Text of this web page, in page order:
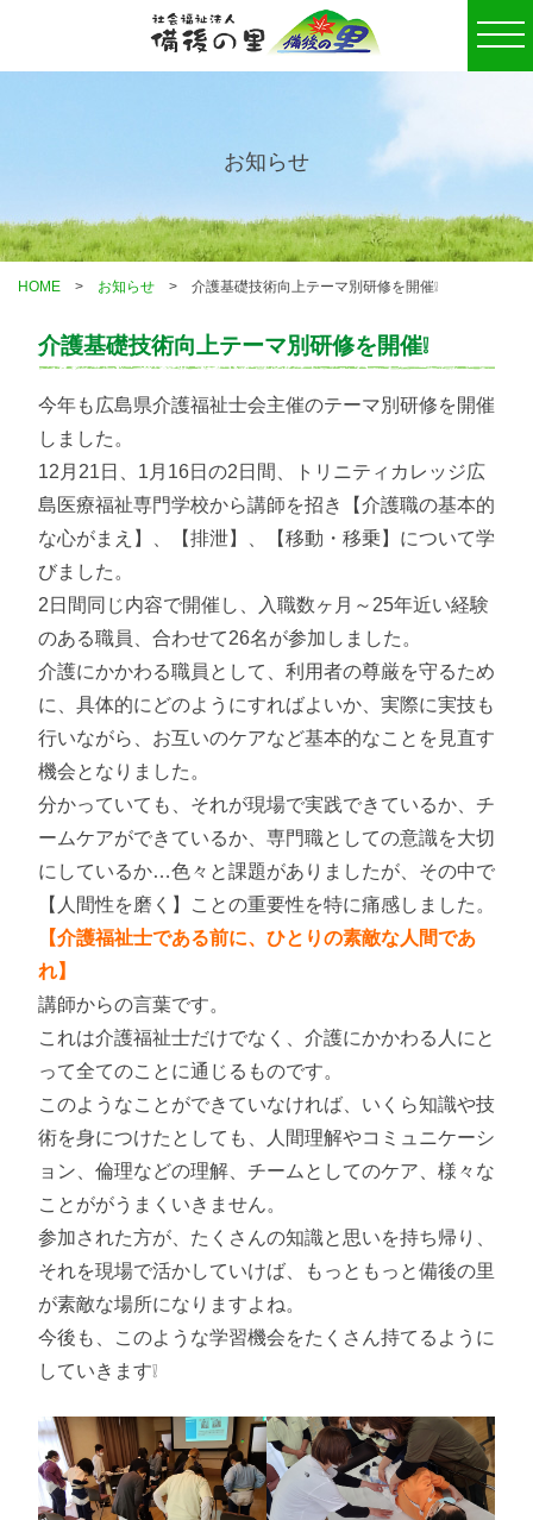
お知らせ
HOME お知らせ 介護基礎技術向上テーマ別研修を開催❕
介護基礎技術向上テーマ別研修を開催❕
今年も広島県介護福祉士会主催のテーマ別研修を開催
しました。
12月21日、1月16日の2日間、トリニティカレッジ広
島医療福祉専門学校から講師を招き【介護職の基本的
な心がまえ】、【排泄】、【移動・移乗】について学
びました。
2日間同じ内容で開催し、入職数ヶ月～25年近い経験
のある職員、合わせて26名が参加しました。
介護にかかわる職員として、利用者の尊厳を守るため
に、具体的にどのようにすればよいか、実際に実技も
行いながら、お互いのケアなど基本的なことを見直す
機会となりました。
分かっていても、それが現場で実践できているか、チ
ームケアができているか、専門職としての意識を大切
にしているか…色々と課題がありましたが、その中で
【人間性を磨く】ことの重要性を特に痛感しました。
【介護福祉士である前に、ひとりの素敵な人間であ
れ】
講師からの言葉です。
これは介護福祉士だけでなく、介護にかかわる人にと
って全てのことに通じるものです。
このようなことができていなければ、いくら知識や技
術を身につけたとしても、人間理解やコミュニケーシ
ョン、倫理などの理解、チームとしてのケア、様々な
ことががうまくいきません。
参加された方が、たくさんの知識と思いを持ち帰り、
それを現場で活かしていけば、もっともっと備後の里
が素敵な場所になりますよね。
今後も、このような学習機会をたくさん持てるように
していきます❕